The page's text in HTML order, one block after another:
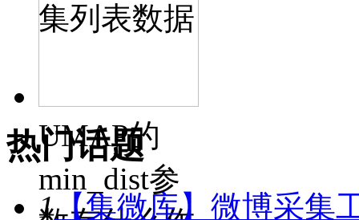
集列表数据
UMAP的
min_dist参
热门话题
1【集微库】微博采集